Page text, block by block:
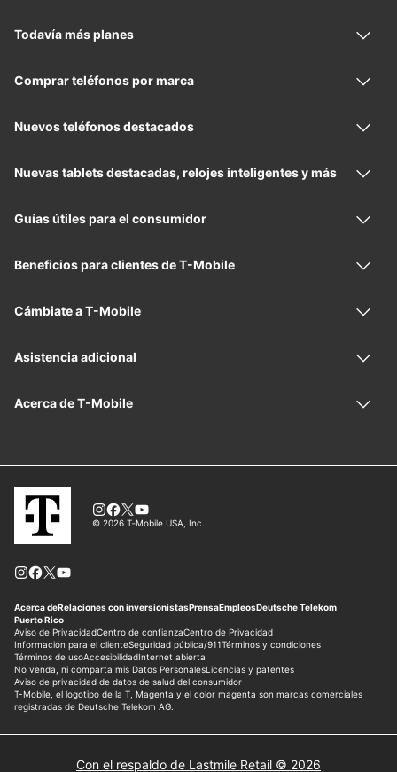
Con el respaldo de Lastmile Retail © 2026